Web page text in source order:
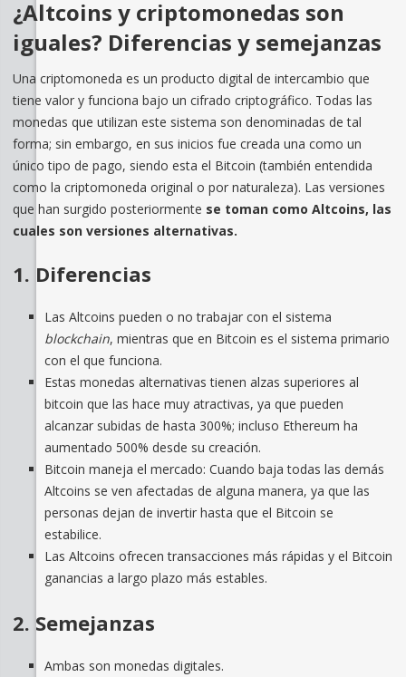
¿Altcoins y criptomonedas son
iguales? Diferencias y semejanzas
Una criptomoneda es un producto digital de intercambio que
tiene valor y funciona bajo un cifrado criptográfico. Todas las
monedas que utilizan este sistema son denominadas de tal
forma; sin embargo, en sus inicios fue creada una como un
único tipo de pago, siendo esta el Bitcoin (también entendida
como la criptomoneda original o por naturaleza). Las versiones
que han surgido posteriormente se toman como Altcoins, las
cuales son versiones alternativas.
1. Diferencias
Las Altcoins pueden o no trabajar con el sistema
blockchain, mientras que en Bitcoin es el sistema primario
con el que funciona.
Estas monedas alternativas tienen alzas superiores al
bitcoin que las hace muy atractivas, ya que pueden
alcanzar subidas de hasta 300%; incluso Ethereum ha
aumentado 500% desde su creación.
Bitcoin maneja el mercado: Cuando baja todas las demás
Altcoins se ven afectadas de alguna manera, ya que las
personas dejan de invertir hasta que el Bitcoin se
estabilice.
Las Altcoins ofrecen transacciones más rápidas y el Bitcoin
ganancias a largo plazo más estables.
2. Semejanzas
Ambas son monedas digitales.